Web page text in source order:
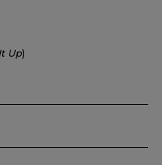
Up)